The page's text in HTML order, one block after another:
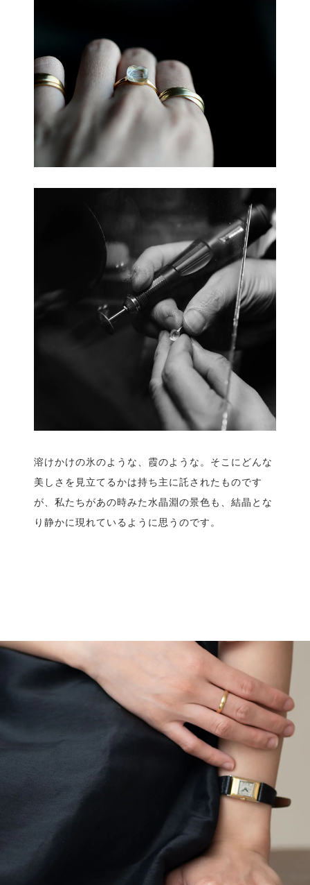
溶けかけの氷のような、霞のような。そこにどんな
美しさを見立てるかは持ち主に託されたものです
が、私たちがあの時みた水晶淵の景色も、結晶とな
り静かに現れているように思うのです。